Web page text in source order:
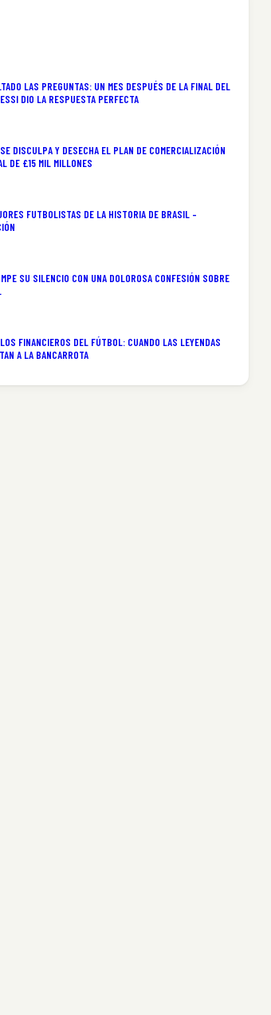
LAS PREGUNTAS: UN MES DESPUÉS DE LA FINAL DEL
DIO LA RESPUESTA PERFECTA
DISCULPA Y DESECHA EL PLAN DE COMERCIALIZACIÓN
DE £15 MIL MILLONES
FUTBOLISTAS DE LA HISTORIA DE BRASIL –
SU SILENCIO CON UNA DOLOROSA CONFESIÓN SOBRE
FINANCIEROS DEL FÚTBOL: CUANDO LAS LEYENDAS
A LA BANCARROTA